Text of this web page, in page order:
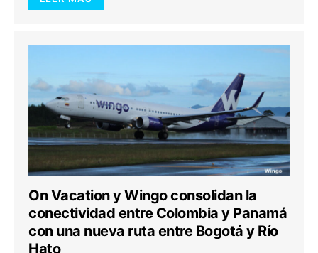
On Vacation y Wingo consolidan la
conectividad entre Colombia y Panamá
con una nueva ruta entre Bogotá y Río
Hato